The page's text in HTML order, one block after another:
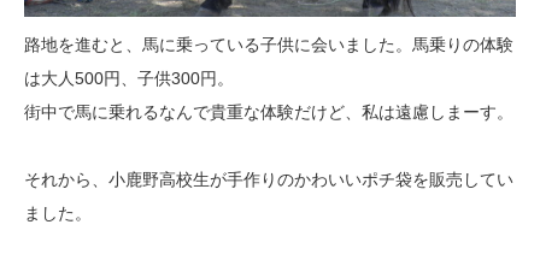
路地を進むと、馬に乗っている子供に会いました。馬乗りの体験
は大人500円、子供300円。
街中で馬に乗れるなんで貴重な体験だけど、私は遠慮しまーす。
それから、小鹿野高校生が手作りのかわいいポチ袋を販売してい
ました。